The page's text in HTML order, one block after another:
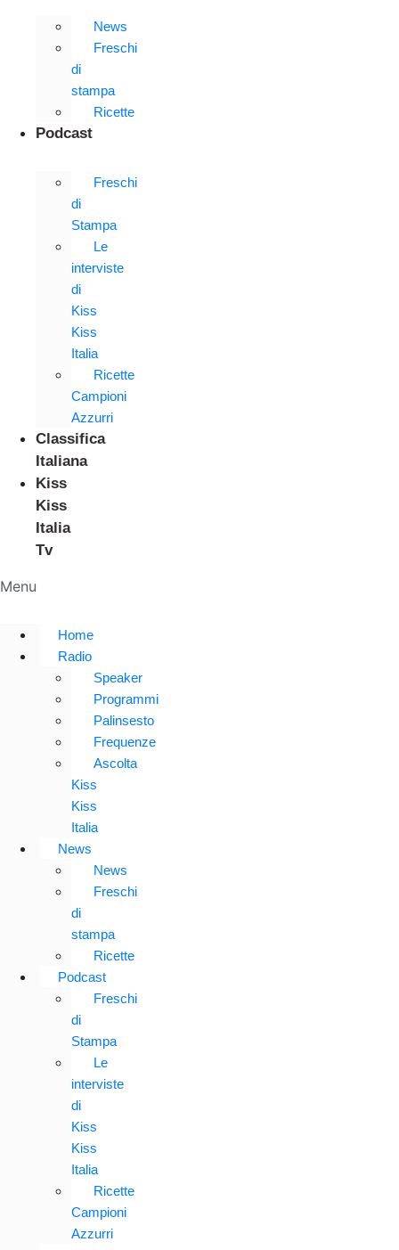
News
Freschi
di
stampa
Ricette
Podcast
Freschi
di
Stampa
Le
interviste
di
Kiss
Kiss
Italia
Ricette
Campioni
Azzurri
Classifica
Italiana
Kiss
Kiss
Italia
Tv
Menu
Home
Radio
Speaker
Programmi
Palinsesto
Frequenze
Ascolta
Kiss
Kiss
Italia
News
News
Freschi
di
stampa
Ricette
Podcast
Freschi
di
Stampa
Le
interviste
di
Kiss
Kiss
Italia
Ricette
Campioni
Azzurri